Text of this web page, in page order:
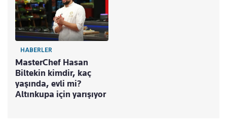
HABERLER
MasterChef Hasan
Biltekin kimdir, kaç
yaşında, evli mi?
Altınkupa için yarışıyor